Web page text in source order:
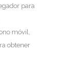
para
móvil,
obtener